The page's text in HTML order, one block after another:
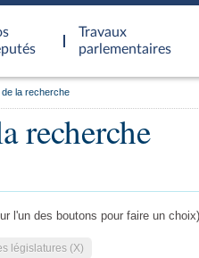
Travaux
parlementaires
la recherche
recherche
l'un des boutons pour faire un choix)
législatures (X)